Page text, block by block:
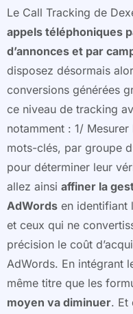
Le Call Tracking de
appels téléphoniques
d’annonces et par
disposez désormais
conversions générées
ce niveau de tracking
notamment : 1/
mots-clés, par groupe
pour déterminer leur
allez ainsi affiner la
AdWords en identifiant
et ceux qui ne
précision le coût
AdWords. En intégrant
même titre que les
moyen va diminuer. Et